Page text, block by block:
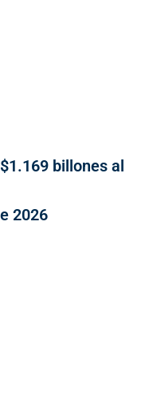
billones al
2026